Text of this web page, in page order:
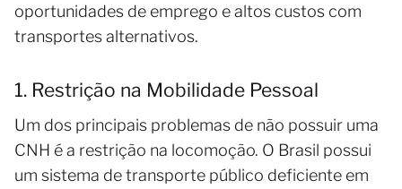
oportunidades de emprego e altos custos com
transportes alternativos.
1. Restrição na Mobilidade Pessoal
Um dos principais problemas de não possuir uma
CNH é a restrição na locomoção. O Brasil possui
um sistema de transporte público deficiente em